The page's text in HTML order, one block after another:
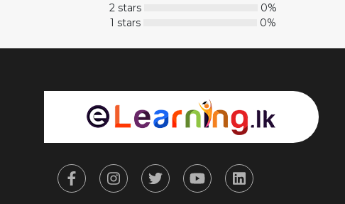
2 stars
0%
1 stars
0%